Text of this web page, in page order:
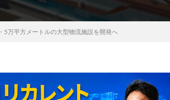
5万平方メートルの大型物流施設を開発へ